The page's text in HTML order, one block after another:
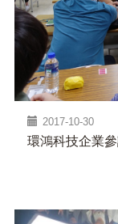
2017-10-30
環鴻科技企業